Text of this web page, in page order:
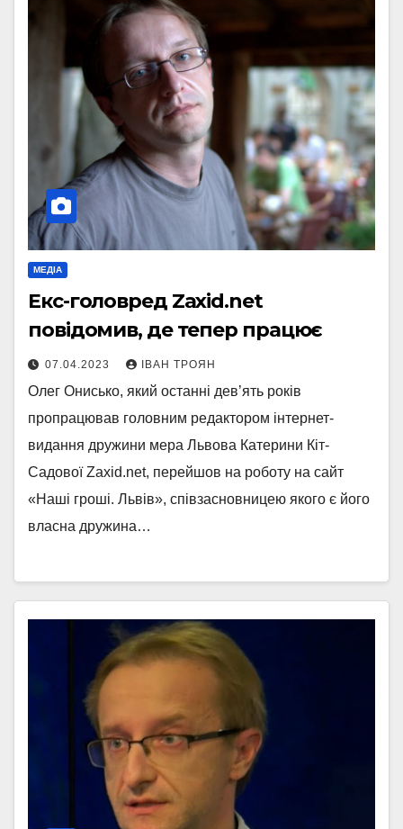
МЕДІА
Екс-головред Zaxid.net
повідомив, де тепер працює
07.04.2023 ІВАН ТРОЯН
Олег Онисько, який останні дев’ять років
пропрацював головним редактором інтернет-
видання дружини мера Львова Катерини Кіт-
Садової Zaxid.net, перейшов на роботу на сайт
«Наші гроші. Львів», співзасновницею якого є його
власна дружина…